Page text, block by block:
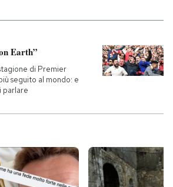
Earth”
di Premier
seguito al mondo: e
parlare